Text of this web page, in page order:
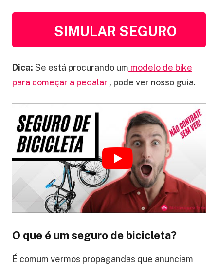
SIMULAR SEGURO
Dica: Se está procurando um modelo de bike
para começar a pedalar , pode ver nosso guia.
O que é um seguro de bicicleta?
É comum vermos propagandas que anunciam